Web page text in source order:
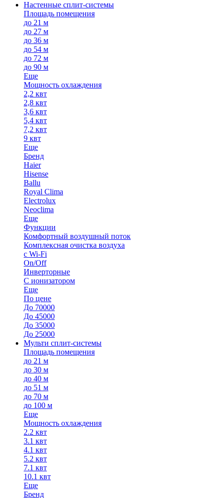
Настенные сплит-системы
Площадь помещения
до 21 м
до 27 м
до 36 м
до 54 м
до 72 м
до 90 м
Еще
Мощность охлаждения
2,2 квт
2,8 квт
3,6 квт
5,4 квт
7,2 квт
9 квт
Еще
Бренд
Haier
Hisense
Ballu
Royal Clima
Electrolux
Neoclima
Еще
Функции
Комфортный воздушный поток
Комплексная очистка воздуха
с Wi-Fi
On/Off
Инверторные
С ионизатором
Еще
По цене
До 70000
До 45000
До 35000
До 25000
Мульти сплит-системы
Площадь помещения
до 21 м
до 30 м
до 40 м
до 51 м
до 70 м
до 100 м
Еще
Мощность охлаждения
2.2 квт
3.1 квт
4.1 квт
5.2 квт
7.1 квт
10.1 квт
Еще
Бренд